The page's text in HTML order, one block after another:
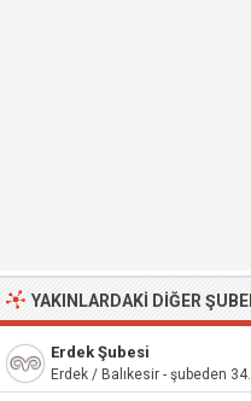
YAKINLARDAKI DIĞER
Erdek Şubesi
Erdek / Balıkesir - şubeden